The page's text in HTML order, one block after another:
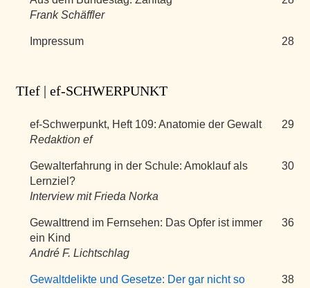
Frank Schäffler
Impressum 28
TIef | ef-SCHWERPUNKT
ef-Schwerpunkt, Heft 109: Anatomie der Gewalt
Redaktion ef
29
Gewalterfahrung in der Schule: Amoklauf als
Lernziel?
Interview mit Frieda Norka
30
Gewalttrend im Fernsehen: Das Opfer ist immer
ein Kind
André F. Lichtschlag
36
Gewaltdelikte und Gesetze: Der gar nicht so
38